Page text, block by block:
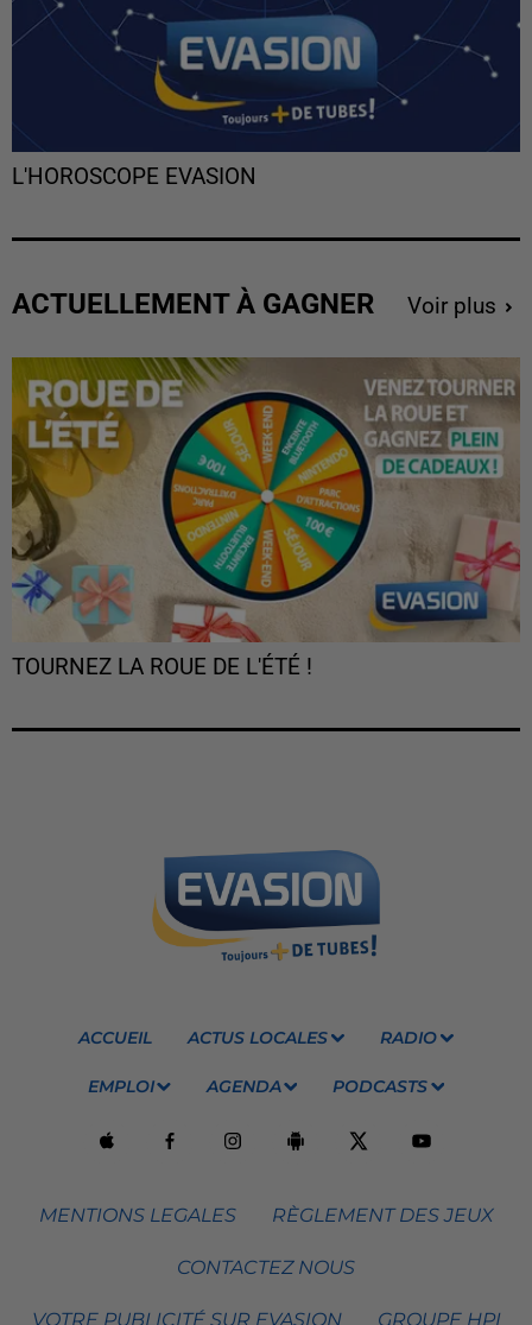
L'HOROSCOPE EVASION
ACTUELLEMENT À GAGNER Voir plus
TOURNEZ LA ROUE DE L'ÉTÉ !
ACCUEIL ACTUS LOCALES RADIO
EMPLOI AGENDA PODCASTS
MENTIONS LEGALES RÈGLEMENT DES JEUX
CONTACTEZ NOUS
VOTRE PUBLICITÉ SUR EVASION GROUPE HPI